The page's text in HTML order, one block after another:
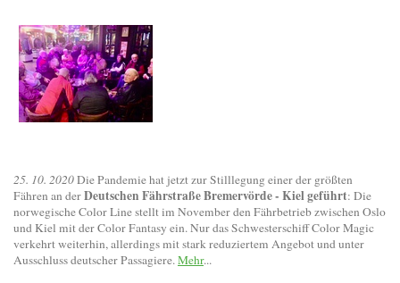
25. 10. 2020Die Pandemie hat jetzt zur Stilllegung einer der größten
Fähren an derDeutschen Fährstraße Bremervörde - Kiel geführt: Die
norwegische Color Line stellt im November den Fährbetrieb zwischen Oslo
und Kiel mit der Color Fantasy ein. Nur das Schwesterschiff Color Magic
verkehrt weiterhin, allerdings mit stark reduziertem Angebot und unter
Ausschluss deutscher Passagiere.Mehr...